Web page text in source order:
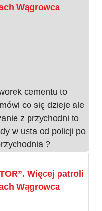
Wągrowca
cementu to
co się dzieje ale
z przychodni to
w usta od policji po
?
Więcej patroli
Wągrowca